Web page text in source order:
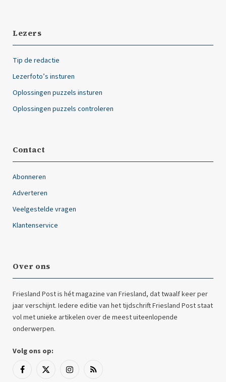
Lezers
Tip de redactie
Lezerfoto’s insturen
Oplossingen puzzels insturen
Oplossingen puzzels controleren
Contact
Abonneren
Adverteren
Veelgestelde vragen
Klantenservice
Over ons
Friesland Post is hét magazine van Friesland, dat twaalf keer per
jaar verschijnt. Iedere editie van het tijdschrift Friesland Post staat
vol met unieke artikelen over de meest uiteenlopende
onderwerpen.
Volg ons op:
Facebook
X
InstagramRSS